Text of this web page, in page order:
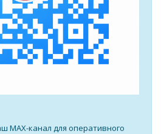
MAX-канал для оперативного